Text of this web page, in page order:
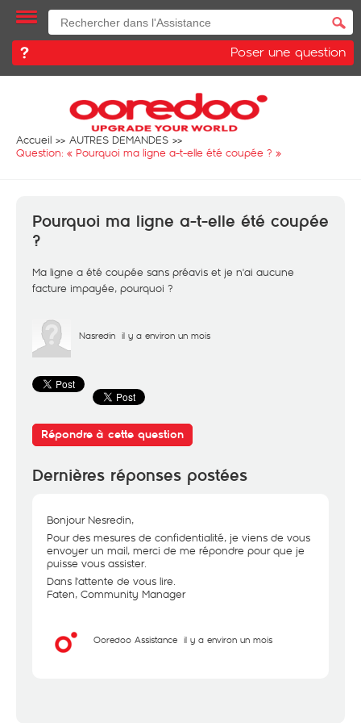
Poser une question
Accueil
AUTRES DEMANDES
Question: « Pourquoi ma ligne a-t-elle été coupée ? »
Pourquoi ma ligne a-t-elle été coupée
?
Ma ligne a été coupée sans préavis et je n'ai aucune
facture impayée, pourquoi ?
Nasredin il y a environ un mois
Répondre à cette question
Dernières réponses postées
Bonjour Nesredin,
Pour des mesures de confidentialité, je viens de vous
envoyer un mail, merci de me répondre pour que je
puisse vous assister.
Dans l'attente de vous lire.
Faten, Community Manager
Ooredoo Assistance il y a environ un mois